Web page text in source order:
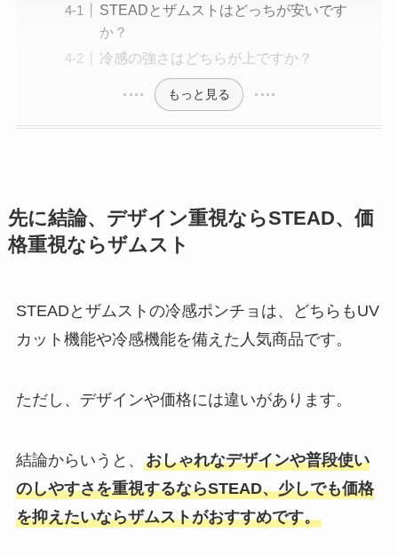
STEADとザムストはどっちが安いです
か？
冷感の強さはどちらが上ですか？
もっと見る
先に結論、デザイン重視ならSTEAD、価
格重視ならザムスト
STEADとザムストの冷感ポンチョは、どちらもUV
カット機能や冷感機能を備えた人気商品です。
ただし、デザインや価格には違いがあります。
結論からいうと、 おしゃれなデザインや普段使い
のしやすさを重視するならSTEAD、少しでも価格
を抑えたいならザムストがおすすめです。